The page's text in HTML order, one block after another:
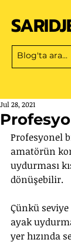
Jul 28, 2021
Profesyonel
amatörün
uydurması
dönüşebilir.
Çünkü
ayak
yer hızında